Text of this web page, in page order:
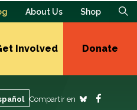
About Us Shop
Involved Donate
Compartir en